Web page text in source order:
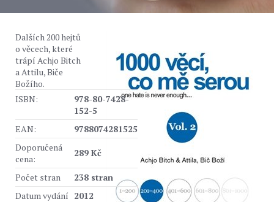
Dalších 200 hejtů
o věcech, které
trápí Achjo Bitch
a Attilu, Biče
Božího.
ISBN:
978-80-7428-
152-5
EAN:
9788074281525
Doporučená
cena:
289 Kč
Počet stran
238 stran
Datum vydání 2012